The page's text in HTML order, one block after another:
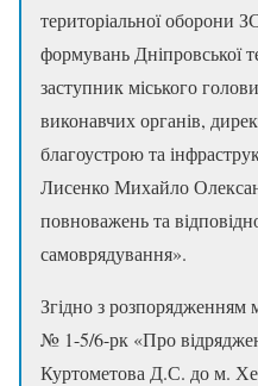
територіальної оборони
формувань Дніпровської
заступник міського
виконавчих органів,
благоустрою та
Лисенко Михайло
повноважень та
самоврядування».
Згідно з розпорядженням
№ 1-5/6-рк «Про
Куртометова Д.С. до м.